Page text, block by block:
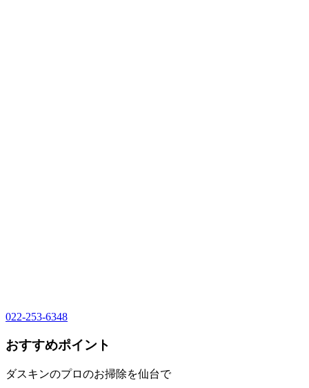
022-253-6348
おすすめポイント
ダスキンのプロのお掃除を仙台で